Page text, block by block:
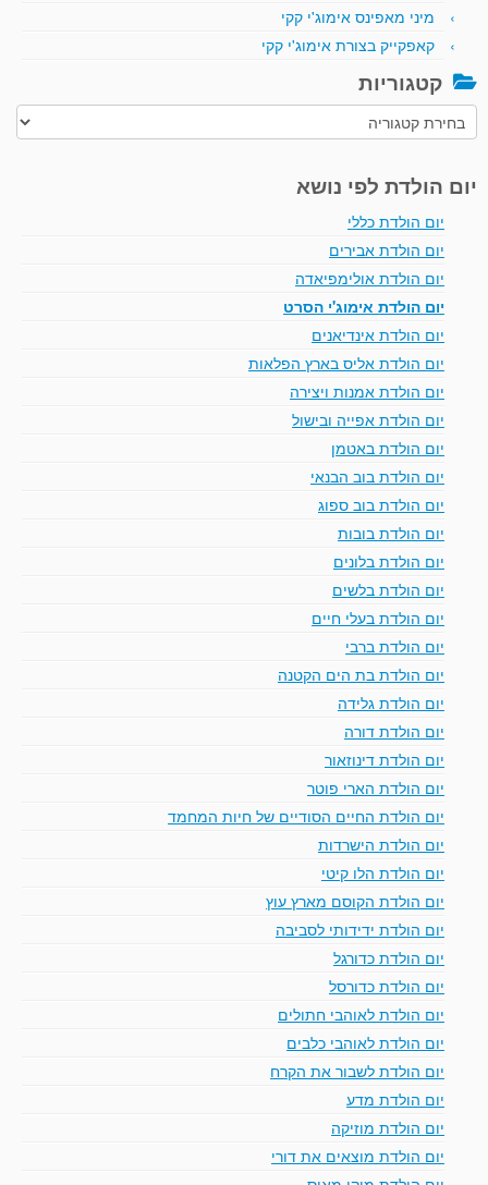
מיני מאפינס אימוג'י קקי
קאפקייק בצורת אימוג'י קקי
קטגוריות
קטגוריות
יום הולדת לפי נושא
יום הולדת כללי
יום הולדת אבירים
יום הולדת אולימפיאדה
יום הולדת אימוג'י הסרט
יום הולדת אינדיאנים
יום הולדת אליס בארץ הפלאות
יום הולדת אמנות ויצירה
יום הולדת אפייה ובישול
יום הולדת באטמן
יום הולדת בוב הבנאי
יום הולדת בוב ספוג
יום הולדת בובות
יום הולדת בלונים
יום הולדת בלשים
יום הולדת בעלי חיים
יום הולדת ברבי
יום הולדת בת הים הקטנה
יום הולדת גלידה
יום הולדת דורה
יום הולדת דינוזאור
יום הולדת הארי פוטר
יום הולדת החיים הסודיים של חיות המחמד
יום הולדת הישרדות
יום הולדת הלו קיטי
יום הולדת הקוסם מארץ עוץ
יום הולדת ידידותי לסביבה
יום הולדת כדורגל
יום הולדת כדורסל
יום הולדת לאוהבי חתולים
יום הולדת לאוהבי כלבים
יום הולדת לשבור את הקרח
יום הולדת מדע
יום הולדת מוזיקה
יום הולדת מוצאים את דורי